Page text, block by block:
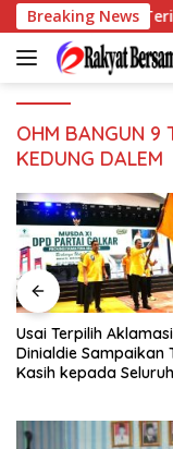
Langsung
ke
konten
Breaking News
Sampaikan Terima
OHM BANGUN 9
KEDUNG DALEM
Aklamasi, Andie
Terima
Seluruh Kader